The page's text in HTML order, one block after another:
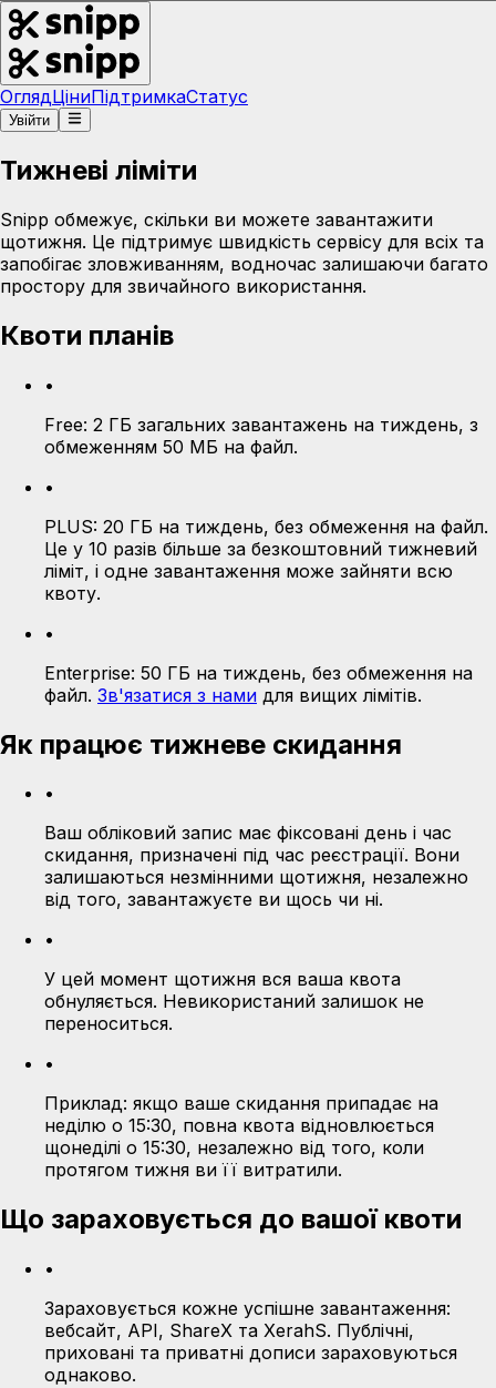
ОглядЦіниПідтримкаСтатус
Увійти
Тижневі ліміти
Snipp обмежує, скільки ви можете завантажити
щотижня. Це підтримує швидкість сервісу для всіх та
запобігає зловживанням, водночас залишаючи багато
простору для звичайного використання.
Квоти планів
•
Free: 2 ГБ загальних завантажень на тиждень, з
обмеженням 50 МБ на файл.
•
PLUS: 20 ГБ на тиждень, без обмеження на файл.
Це у 10 разів більше за безкоштовний тижневий
ліміт, і одне завантаження може зайняти всю
квоту.
•
Enterprise: 50 ГБ на тиждень, без обмеження на
файл. Зв'язатися з нами для вищих лімітів.
Як працює тижневе скидання
•
Ваш обліковий запис має фіксовані день і час
скидання, призначені під час реєстрації. Вони
залишаються незмінними щотижня, незалежно
від того, завантажуєте ви щось чи ні.
•
У цей момент щотижня вся ваша квота
обнуляється. Невикористаний залишок не
переноситься.
•
Приклад: якщо ваше скидання припадає на
неділю о 15:30, повна квота відновлюється
щонеділі о 15:30, незалежно від того, коли
протягом тижня ви її витратили.
Що зараховується до вашої квоти
•
Зараховується кожне успішне завантаження:
вебсайт, API, ShareX та XerahS. Публічні,
приховані та приватні дописи зараховуються
однаково.